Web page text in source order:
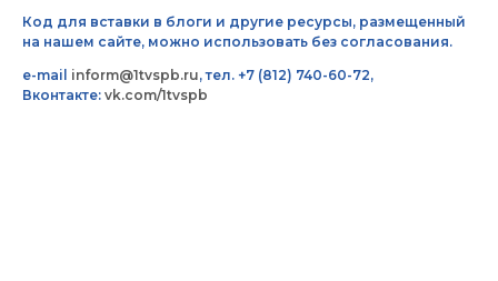
Код для вставки в блоги и другие ресурсы, размещенный
на нашем сайте, можно использовать без согласования.
e-mail inform@1tvspb.ru, тел. +7 (812) 740-60-72,
Вконтакте: vk.com/1tvspb